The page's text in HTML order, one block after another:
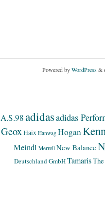
Powered byWordPress&
A.S.98adidasadidas
GeoxHaix Hanwag Hogan
Meindl Merrell New Balance
Deutschland GmbHTamaris